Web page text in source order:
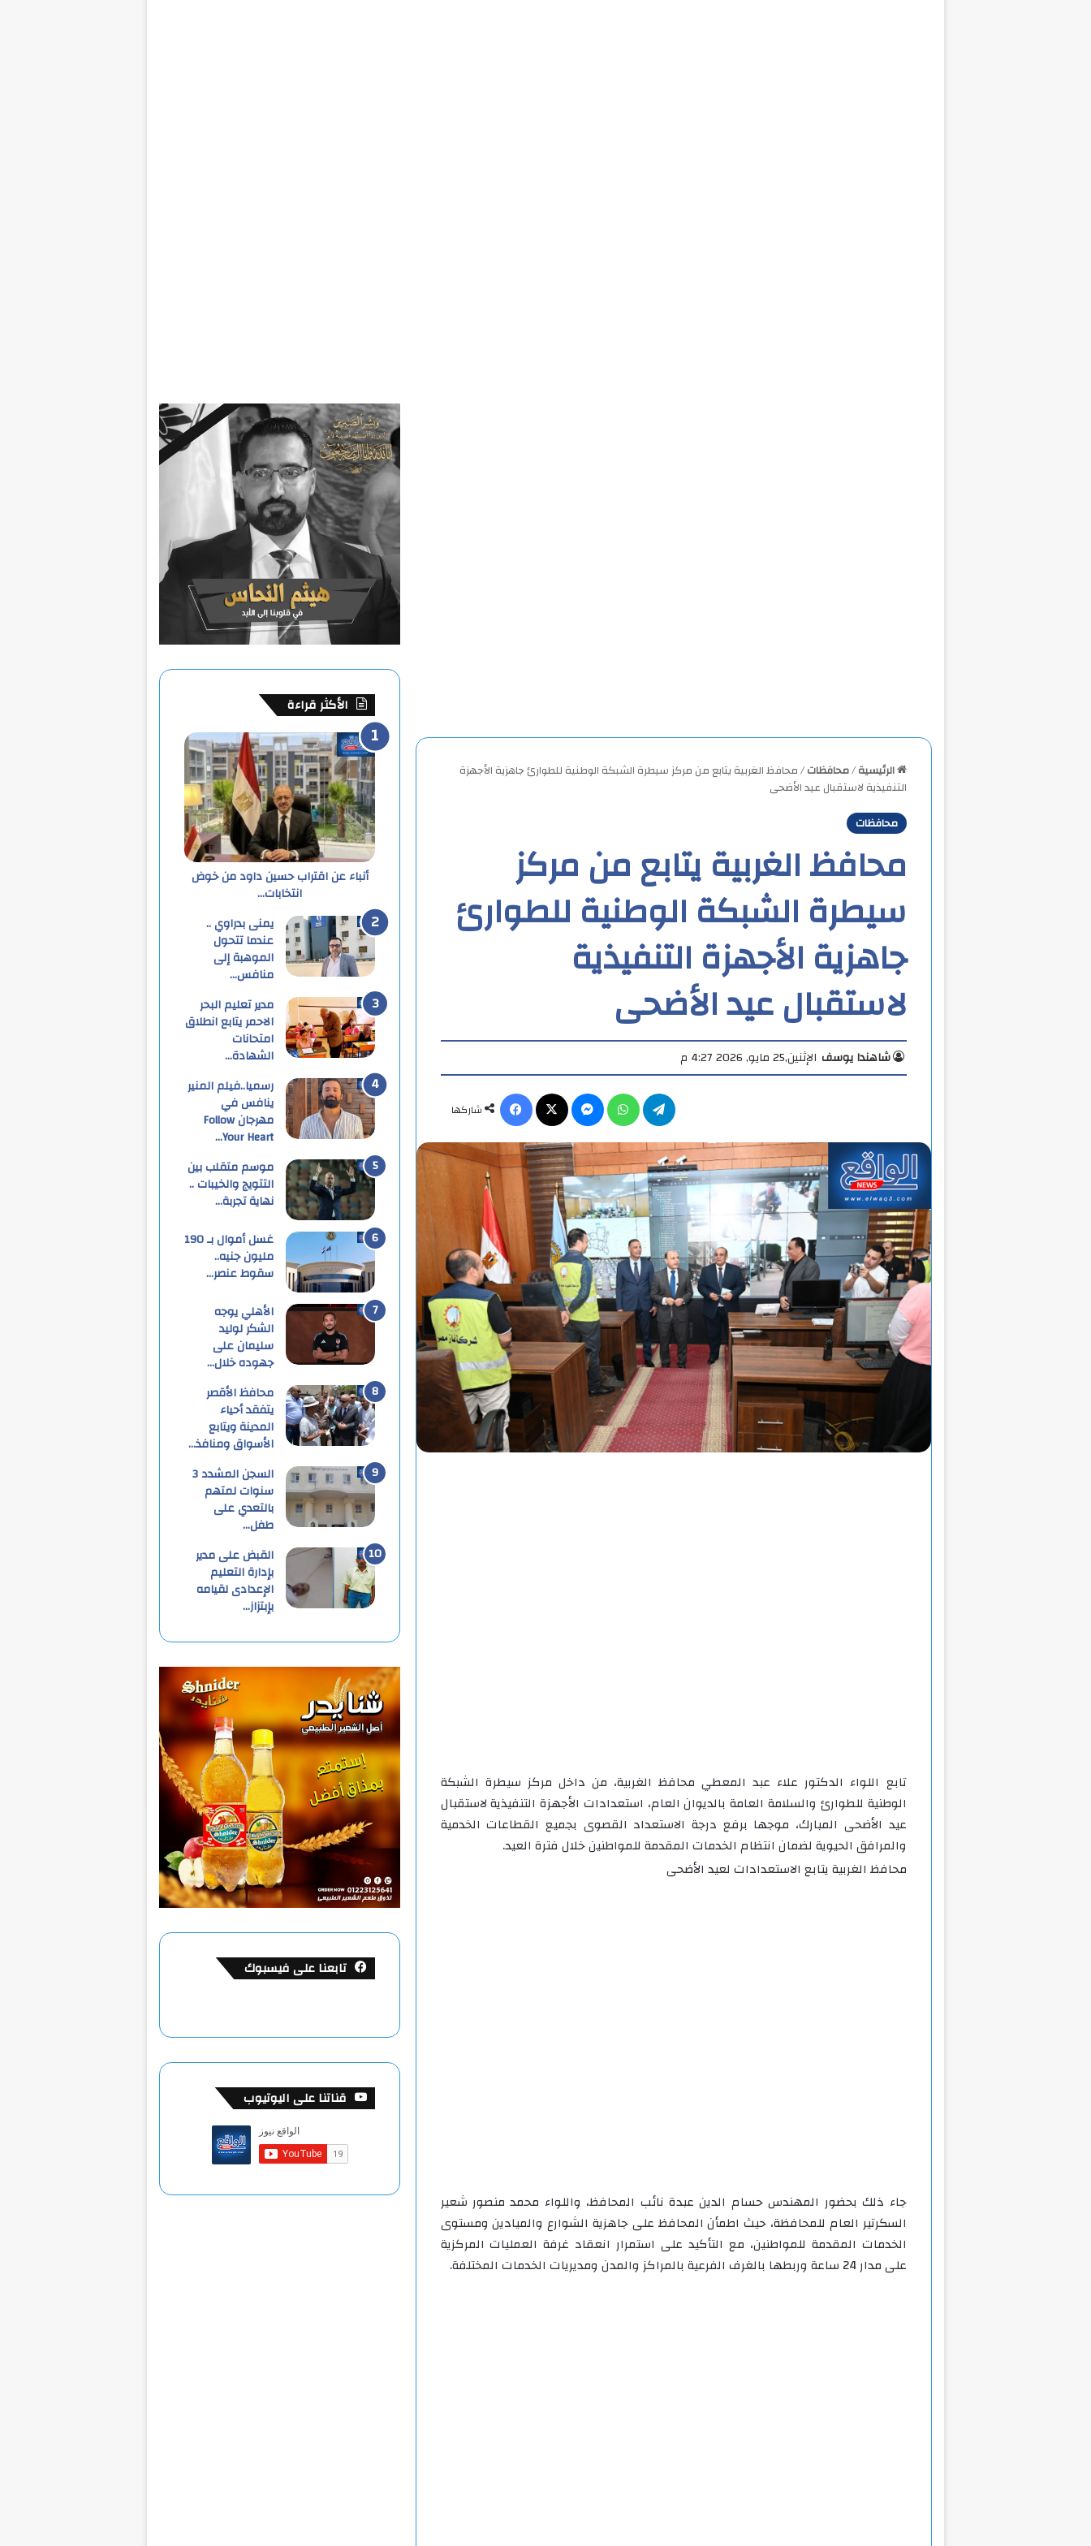
الرئيسية/محافظات/محافظ الغربية يتابع من مركز سيطرة الشبكة الوطنية للطوارئ جاهزية الأجهزة
التنفيذية لاستقبال عيد الأضحى
محافظات
محافظ الغربية يتابع من مركز
سيطرة الشبكة الوطنية للطوارئ
جاهزية الأجهزة التنفيذية
لاستقبال عيد الأضحى
شاهندا يوسف الإثنين,25 مايو, 2026 4:27 م
شاركها
ماسنجر واتساب تيلقرام
تابع اللواء الدكتور علاء عبد المعطي محافظ الغربية، من داخل مركز سيطرة الشبكة
الوطنية للطوارئ والسلامة العامة بالديوان العام، استعدادات الأجهزة التنفيذية لاستقبال
عيد الأضحى المبارك، موجها برفع درجة الاستعداد القصوى بجميع القطاعات الخدمية
والمرافق الحيوية لضمان انتظام الخدمات المقدمة للمواطنين خلال فترة العيد.
محافظ الغربية يتابع الاستعدادات لعيد الأضحى
جاء ذلك بحضور المهندس حسام الدين عبدة نائب المحافظ، واللواء محمد منصور شعير
السكرتير العام للمحافظة، حيث اطمأن المحافظ على جاهزية الشوارع والميادين ومستوى
الخدمات المقدمة للمواطنين، مع التأكيد على استمرار انعقاد غرفة العمليات المركزية
على مدار 24 ساعة وربطها بالغرف الفرعية بالمراكز والمدن ومديريات الخدمات المختلفة.
الأكثر قراءة
أنباء عن اقتراب حسين داود من خوض
انتخابات…
يمنى بدراوي ..
عندما تتحول
الموهبة إلى
منافس…
مدير تعليم البحر
الاحمر يتابع انطلاق
امتحانات
الشهادة…
رسميا..فيلم المنير
ينافس في
مهرجان Follow
Your Heart…
موسم متقلب بين
التتويج والخيبات ..
نهاية تجربة…
غسل أموال بـ 190
مليون جنيه..
سقوط عنصر…
الأهلي يوجه
الشكر لوليد
سليمان على
جهوده خلال…
محافظ الأقصر
يتفقد أحياء
المدينة ويتابع
الأسواق ومنافذ…
السجن المشدد 3
سنوات لمتهم
بالتعدي على
طفل…
القبض على مدير
بإدارة التعليم
الإعدادى لقيامه
بإبتزاز…
تابعنا على فيسبوك
قناتنا على اليوتيوب